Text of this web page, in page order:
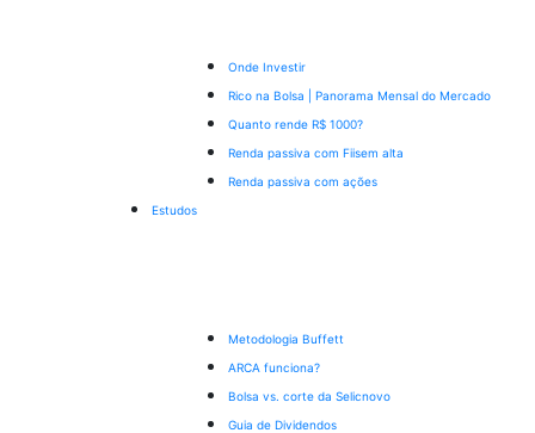
Onde Investir
Rico na Bolsa | Panorama Mensal do Mercado
Quanto rende R$ 1000?
Renda passiva com Fiisem alta
Renda passiva com ações
Estudos
Metodologia Buffett
ARCA funciona?
Bolsa vs. corte da Selicnovo
Guia de Dividendos